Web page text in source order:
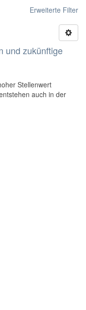
Erweiterte Filter
und zukünftige
Stellenwert
auch in der